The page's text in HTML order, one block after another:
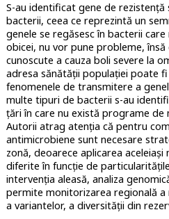
S-au identificat gene de
bacterii, ceea ce reprezintă un
genele se regăsesc în bacterii
obicei, nu vor pune probleme,
cunoscute a cauza boli severe la
adresa sănătății populației poate
fenomenele de transmitere a
multe tipuri de bacterii s-au
țări în care nu există programe de
Autorii atrag atenția că pentru
antimicrobiene sunt necesare
zonă, deoarece aplicarea
diferite în funcție de
intervenția aleasă, analiza
permite monitorizarea regională a
a variantelor, a diversității din